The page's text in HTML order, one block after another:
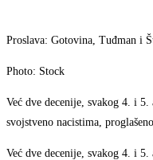
Proslava: Gotovina, Tuđman i
Photo: Stock
Već dve decenije, svakog 4. i
svojstveno nacistima,
Već dve decenije, svakog 4. i